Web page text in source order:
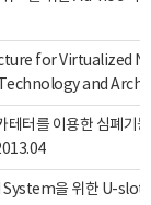
for Virtualized
and
터를 이용한 심폐기
System을 위한 U-